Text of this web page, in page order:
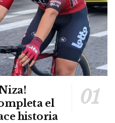
el
historia